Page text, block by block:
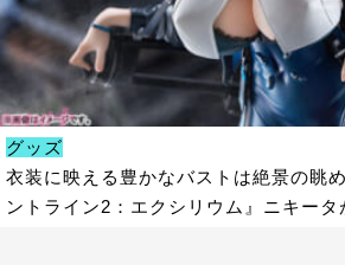
グッズ
衣装に映える豊かなバストは絶景の眺
ントライン2：エクシリウム』ニキー